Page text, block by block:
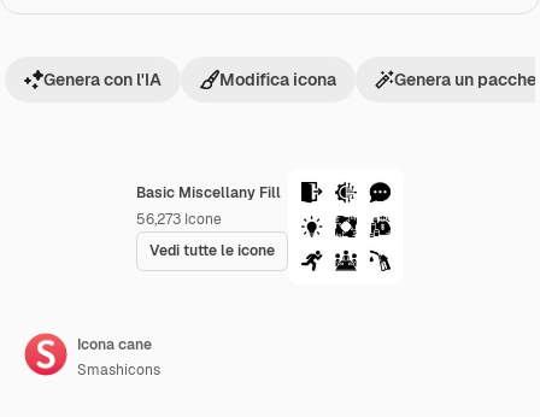
Basic Miscellany Fill
56,273 Icone
Vedi tutte le icone
Genera con l'IA Modifica icona Genera un
Icona cane
Smashicons